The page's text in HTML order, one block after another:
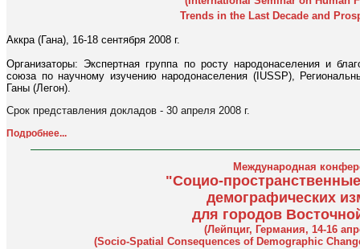
Trends in the Last Decade and
Аккра (Гана), 16-18 сентября 2008 г.
Организаторы: Экспертная группа по росту народонаселения и
союза по научному изучению народонаселения (IUSSP),
Ганы (Легон).
Срок представления докладов - 30 апреля 2008 г.
Подробнее...
Международная
"Социо-
демографических
для городов
(Лейпциг, Германия, 14-16
(Socio-Spatial Consequences of Demographic